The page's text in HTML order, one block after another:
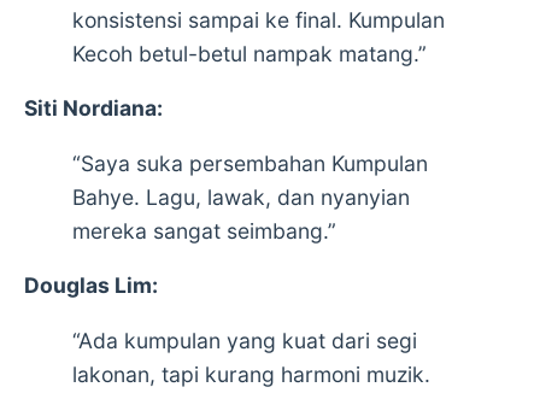
konsistensi sampai ke final. Kumpulan
Kecoh betul-betul nampak matang.”
Siti Nordiana:
“Saya suka persembahan Kumpulan
Bahye. Lagu, lawak, dan nyanyian
mereka sangat seimbang.”
Douglas Lim:
“Ada kumpulan yang kuat dari segi
lakonan, tapi kurang harmoni muzik.